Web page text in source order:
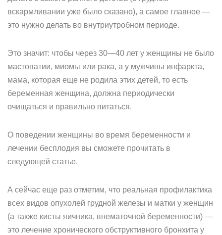
вскармливании уже было сказано), а самое главное —
это нужно делать во внутриутробном периоде.
Это значит: чтобы через 30—40 лет у женщины не было
мастопатии, миомы или рака, а у мужчины инфаркта,
мама, которая еще не родила этих детей, то есть
беременная женщина, должна периодически
очищаться и правильно питаться.
О поведении женщины во время беременности и
лечении бесплодия вы сможете прочитать в
следующей статье.
А сейчас еще раз отметим, что реальная профилактика
всех видов опухолей грудной железы и матки у женщин
(а также кисты яичника, внематочной беременности) —
это лечение хронического обструктивного бронхита у